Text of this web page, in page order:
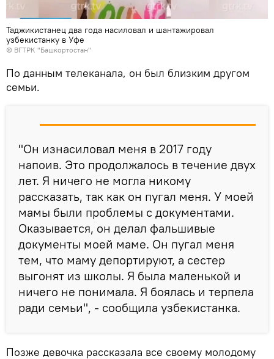
Таджикистанец два года насиловал и шантажировал
узбекистанку в Уфе
© ВГТРК "Башкортостан"
По данным телеканала, он был близким другом
семьи.
"Он изнасиловал меня в 2017 году
напоив. Это продолжалось в течение двух
лет. Я ничего не могла никому
рассказать, так как он пугал меня. У моей
мамы были проблемы с документами.
Оказывается, он делал фальшивые
документы моей маме. Он пугал меня
тем, что маму депортируют, а сестер
выгонят из школы. Я была маленькой и
ничего не понимала. Я боялась и терпела
ради семьи", - сообщила узбекистанка.
Позже девочка рассказала все своему молодому